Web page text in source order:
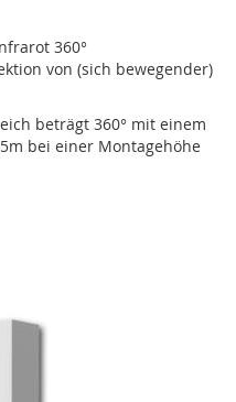
360°
von (sich bewegender)
beträgt 360° mit einem
bei einer Montagehöhe